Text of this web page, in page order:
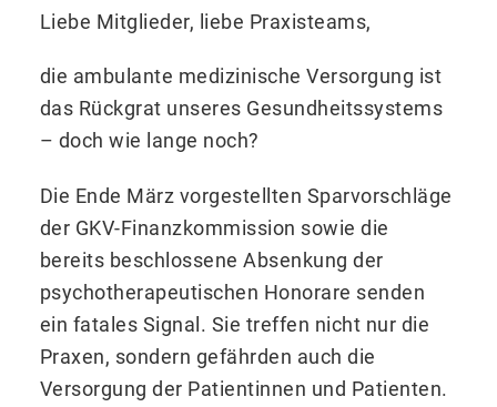
Liebe Mitglieder, liebe Praxisteams,
die ambulante medizinische Versorgung ist
das Rückgrat unseres Gesundheitssystems
– doch wie lange noch?
Die Ende März vorgestellten Sparvorschläge
der GKV-Finanzkommission sowie die
bereits beschlossene Absenkung der
psychotherapeutischen Honorare senden
ein fatales Signal. Sie treffen nicht nur die
Praxen, sondern gefährden auch die
Versorgung der Patientinnen und Patienten.